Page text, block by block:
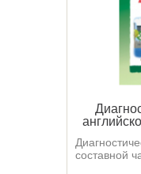
составной